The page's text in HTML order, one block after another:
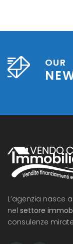
OUR
L’agenzia nasce
nel settore
consulenze